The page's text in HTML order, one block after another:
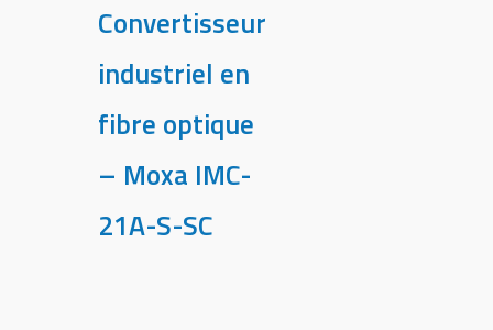
Convertisseur
industriel en
fibre optique
– Moxa IMC-
21A-S-SC